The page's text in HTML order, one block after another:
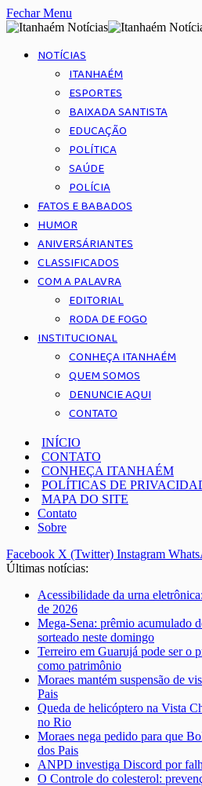
Fechar Menu
NOTÍCIAS
ITANHAÉM
ESPORTES
BAIXADA SANTISTA
EDUCAÇÃO
POLÍTICA
SAÚDE
POLÍCIA
FATOS E BABADOS
HUMOR
ANIVERSÁRIANTES
CLASSIFICADOS
COM A PALAVRA
EDITORIAL
RODA DE FOGO
INSTITUCIONAL
CONHEÇA ITANHAÉM
QUEM SOMOS
DENUNCIE AQUI
CONTATO
INÍCIO
CONTATO
CONHEÇA ITANHAÉM
POLÍTICAS DE
MAPA DO SITE
Contato
Sobre
Facebook X (Twitter) Instagram
Últimas notícias:
Acessibilidade da urna
de 2026
Mega-Sena: prêmio acumulado
sorteado neste domingo
Terreiro em Guarujá pode ser o
como patrimônio
Moraes mantém suspensão de
Pais
Queda de helicóptero na Vista
no Rio
Moraes nega pedido para que
dos Pais
ANPD investiga Discord por
O Controle do colesterol: